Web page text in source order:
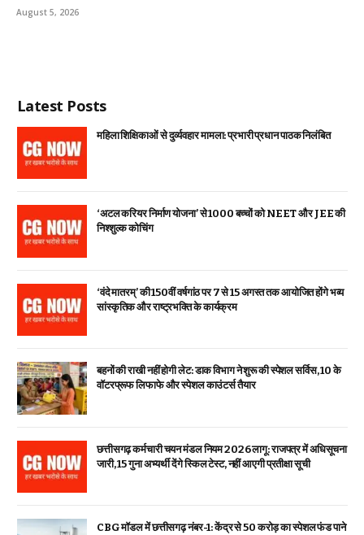
August 5, 2026
Latest Posts
महिला शिक्षिकाओं से दुर्व्यवहार मामला: प्रभारी प्रधान पाठक निलंबित
‘अटल करियर निर्माण योजना’ से 1000 बच्चों को NEET और JEE की
निश्शुल्क कोचिंग
‘वंदे मातरम्’ की 150वीं वर्षगांठ पर 7 से 15 अगस्त तक आयोजित होंगे भव्य
सांस्कृतिक और राष्ट्रभक्ति के कार्यक्रम
बहनों की राखी नहीं होगी लेट: डाक विभाग ने शुरू की स्पेशल सर्विस, ₹10 के
वॉटरप्रूफ लिफाफे और स्पेशल काउंटर्स तैयार
छत्तीसगढ़ कर्मचारी चयन मंडल नियम 2026 लागू: राजपत्र में अधिसूचना
जारी, 15 गुना अभ्यर्थी देंगे स्किल टेस्ट, नहीं आएगी प्रतीक्षा सूची
CBG मॉडल में छत्तीसगढ़ नंबर-1: केंद्र से ₹50 करोड़ का स्पेशल फंड पाने